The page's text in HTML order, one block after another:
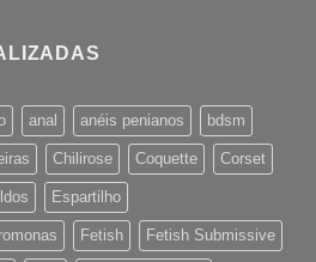
anal anéis penianos bdsm
Chilirose Coquette Corset
Espartilho
Fetish Fetish Submissive